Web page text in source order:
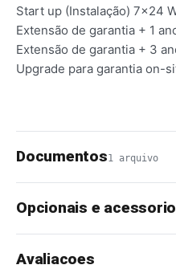
Start up (Instalação) 7x24
Extensão de garantia + 1
Extensão de garantia + 3
Upgrade para garantia on-
Documentos1 arquivo
Opcionais e
Avaliacoes